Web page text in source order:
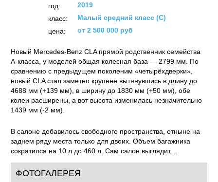
год:
2019
класс:
Малый средний класс (C)
цена:
от 2 500 000 руб
Новый Mercedes-Benz CLA прямой родственник семейства
А-класса, у моделей общая колесная база — 2799 мм. По
сравнению с предыдущем поколеним «четырёхдверки»,
новый CLA стал заметно крупнее вытянувшись в длину до
4688 мм (+139 мм), в ширину до 1830 мм (+50 мм), обе
колеи расширены, а вот высота изменилась незначительно
1439 мм (-2 мм).
В салоне добавилось свободного пространства, отныне на
заднем ряду места только для двоих. Объем багажника
сократился на 10 л до 460 л. Сам салон выглядит,...
ФОТОГАЛЕРЕЯ